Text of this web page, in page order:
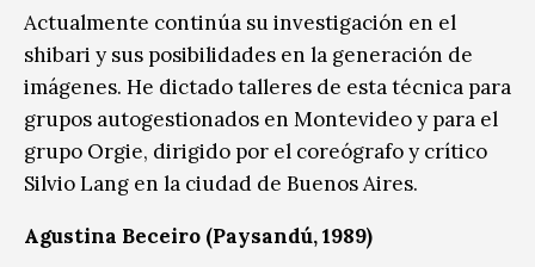
Actualmente continúa su investigación en el
shibari y sus posibilidades en la generación de
imágenes. He dictado talleres de esta técnica para
grupos autogestionados en Montevideo y para el
grupo Orgie, dirigido por el coreógrafo y crítico
Silvio Lang en la ciudad de Buenos Aires.
Agustina Beceiro (Paysandú, 1989)